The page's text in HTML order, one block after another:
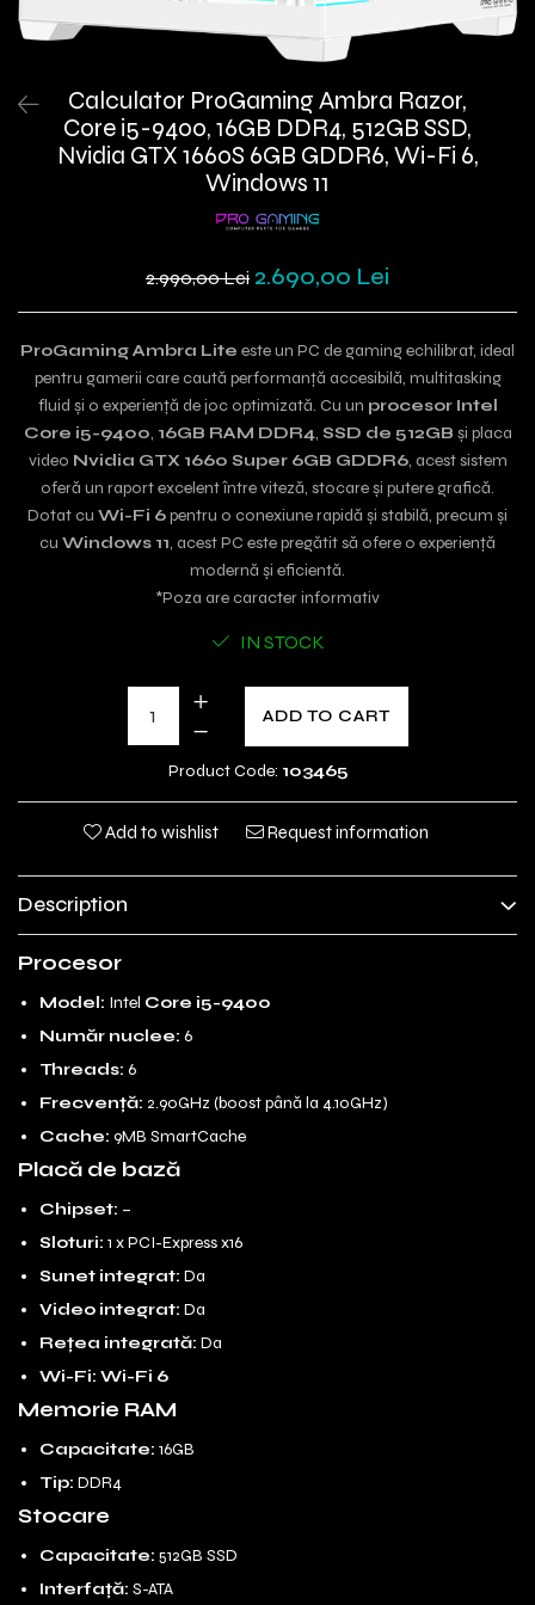
Calculator ProGaming Ambra Razor,
Core i5-9400, 16GB DDR4, 512GB SSD,
Nvidia GTX 1660S 6GB GDDR6, Wi-Fi 6,
Windows 11
2.990,00 Lei 2.690,00 Lei
ProGaming Ambra Lite este un PC de gaming echilibrat, ideal
pentru gamerii care caută performanță accesibilă, multitasking
fluid și o experiență de joc optimizată. Cu un procesor Intel
Core i5-9400, 16GB RAM DDR4, SSD de 512GB și placa
video Nvidia GTX 1660 Super 6GB GDDR6, acest sistem
oferă un raport excelent între viteză, stocare și putere grafică.
Dotat cu Wi-Fi 6pentru o conexiune rapidă și stabilă, precum și
cu Windows 11, acest PC este pregătit să ofere o experiență
modernă și eficientă.
*Poza are caracter informativ
IN STOCK
ADD TO CART
Product Code: 103465
Add to wishlist Request information
Description
Procesor
Model: Intel Core i5-9400
Număr nuclee: 6
Threads: 6
Frecvență: 2.90GHz (boost până la 4.10GHz)
Cache: 9MB SmartCache
Placă de bază
Chipset: –
Sloturi: 1 x PCI-Express x16
Sunet integrat: Da
Video integrat: Da
Rețea integrată: Da
Wi-Fi: Wi-Fi 6
Memorie RAM
Capacitate: 16GB
Tip: DDR4
Stocare
Capacitate: 512GB SSD
Interfață: S-ATA